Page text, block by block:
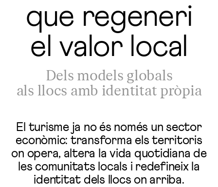
que regeneri
el valor local
Dels models globals
als llocs amb identitat pròpia
El turisme ja no és només un sector
econòmic: transforma els territoris
on opera, altera la vida quotidiana de
les comunitats locals i redefineix la
identitat dels llocs on arriba.